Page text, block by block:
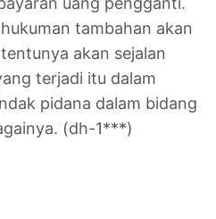
tambahan akan
akan sejalan
terjadi itu dalam
pidana dalam bidang
(dh-1***)